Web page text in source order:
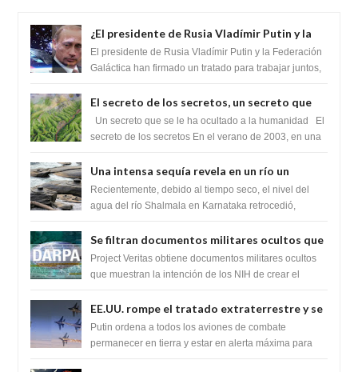
¿El presidente de Rusia Vladímir Putin y la
Federación Galactica han firmado un
tratado para acabar con los Sionistas?
El presidente de Rusia Vladímir Putin y la Federación
Galáctica han firmado un tratado para trabajar juntos,
El secreto de los secretos, un secreto que
cambiaría por completo el destino de la
humanidad
Un secreto que se le ha ocultado a la humanidad El
secreto de los secretos En el verano de 2003, en una
Una intensa sequía revela en un río un
impresionante hallazgo de miles de Shiva
Lingas
Recientemente, debido al tiempo seco, el nivel del
agua del río Shalmala en Karnataka retrocedió,
Se filtran documentos militares ocultos que
muestran la intención de los NIH de crear el
SARS-CoV-2, utilizando la investigación de
Project Veritas obtiene documentos militares ocultos
que muestran la intención de los NIH de crear el
EE.UU. rompe el tratado extraterrestre y se
prepara para destruir el misterioso satélite
"Caballero Negro"
Putin ordena a todos los aviones de combate
permanecer en tierra y estar en alerta máxima para